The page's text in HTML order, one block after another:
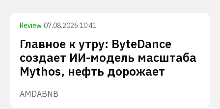
Review·07.08.2026 10:41
Главное к утру: ByteDance
создает ИИ-модель масштаба
Mythos, нефть дорожает
AMDABNB